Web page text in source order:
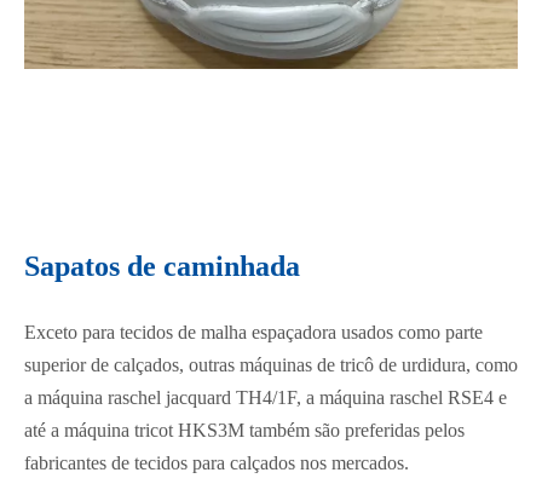
Sapatos de caminhada
Exceto para tecidos de malha espaçadora usados ​​​​como parte
superior de calçados, outras máquinas de tricô de urdidura, como
a máquina raschel jacquard TH4/1F, a máquina raschel RSE4 e
até a máquina tricot HKS3M também são preferidas pelos
fabricantes de tecidos para calçados nos mercados.